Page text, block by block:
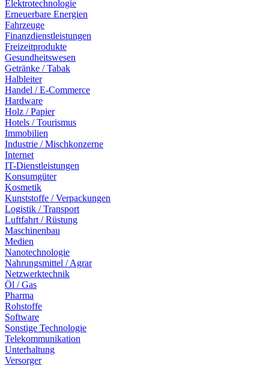
Elektrotechnologie
Erneuerbare Energien
Fahrzeuge
Finanzdienstleistungen
Freizeitprodukte
Gesundheitswesen
Getränke / Tabak
Halbleiter
Handel / E-Commerce
Hardware
Holz / Papier
Hotels / Tourismus
Immobilien
Industrie / Mischkonzerne
Internet
IT-Dienstleistungen
Konsumgüter
Kosmetik
Kunststoffe / Verpackungen
Logistik / Transport
Luftfahrt / Rüstung
Maschinenbau
Medien
Nanotechnologie
Nahrungsmittel / Agrar
Netzwerktechnik
Öl / Gas
Pharma
Rohstoffe
Software
Sonstige Technologie
Telekommunikation
Unterhaltung
Versorger